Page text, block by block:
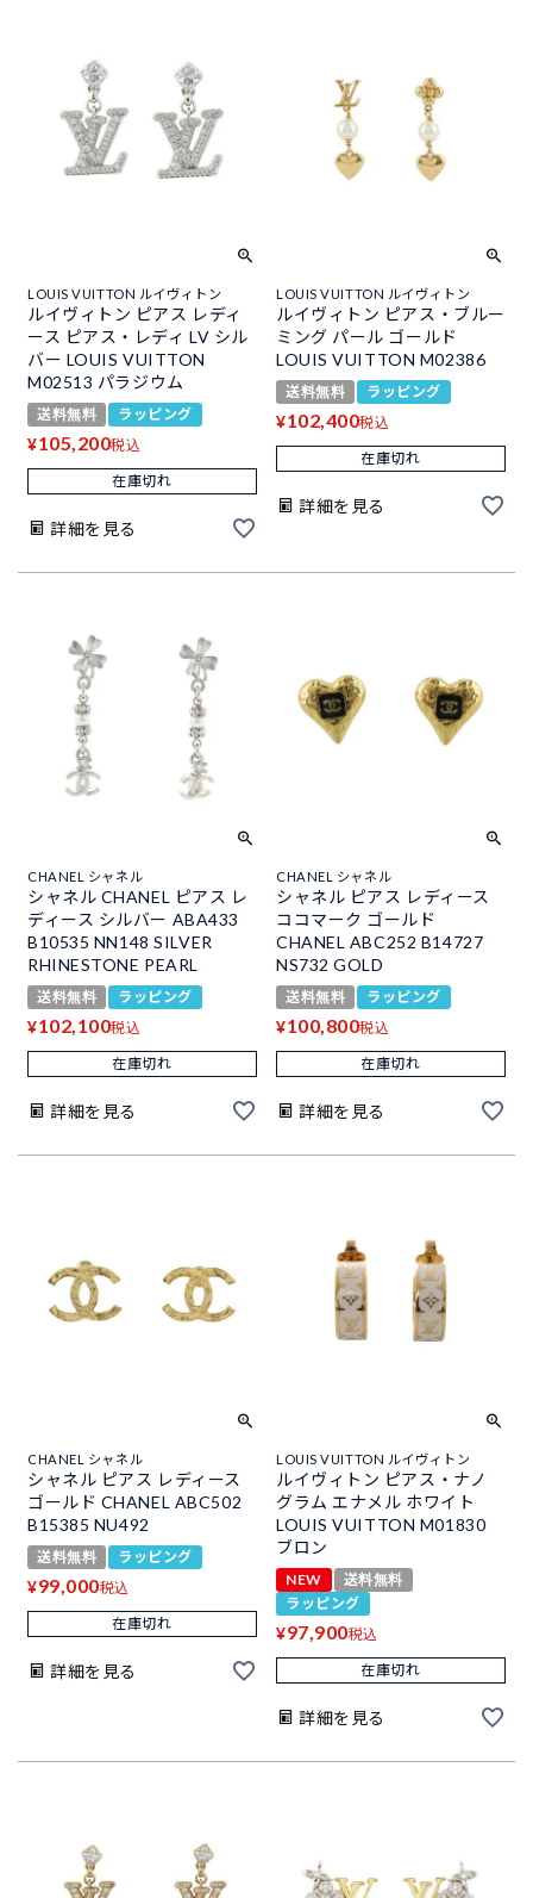
LOUIS VUITTON ルイヴィトン
ルイヴィトン ピアス レディ
ース ピアス・レディ LV シル
バー LOUIS VUITTON
M02513 パラジウム
送料無料 ラッピング
¥105,200税込
在庫切れ
詳細を見る
LOUIS VUITTON ルイヴィトン
ルイヴィトン ピアス・ブルー
ミング パール ゴールド
LOUIS VUITTON M02386
送料無料 ラッピング
¥102,400税込
在庫切れ
詳細を見る
CHANEL シャネル
シャネル CHANEL ピアス レ
ディース シルバー ABA433
B10535 NN148 SILVER
RHINESTONE PEARL
送料無料 ラッピング
¥102,100税込
在庫切れ
詳細を見る
CHANEL シャネル
シャネル ピアス レディース
ココマーク ゴールド
CHANEL ABC252 B14727
NS732 GOLD
送料無料 ラッピング
¥100,800税込
在庫切れ
詳細を見る
CHANEL シャネル
シャネル ピアス レディース
ゴールド CHANEL ABC502
B15385 NU492
送料無料 ラッピング
¥99,000税込
在庫切れ
詳細を見る
LOUIS VUITTON ルイヴィトン
ルイヴィトン ピアス・ナノ
グラム エナメル ホワイト
LOUIS VUITTON M01830
ブロン
NEW
送料無料
ラッピング
¥97,900税込
在庫切れ
詳細を見る